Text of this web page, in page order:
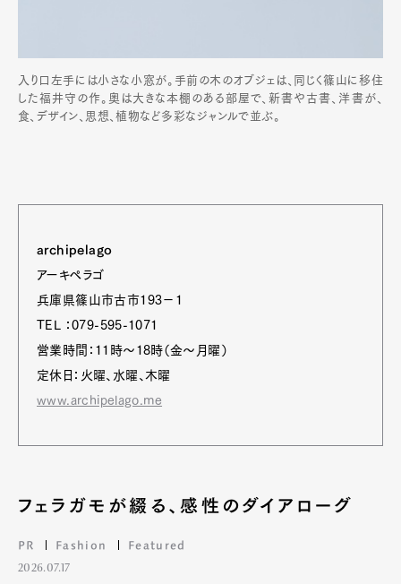
入り口左手には小さな小窓が。手前の木のオブジェは、同じく篠山に移住
した福井守の作。奥は大きな本棚のある部屋で、新書や古書、洋書が、
食、デザイン、思想、植物など多彩なジャンルで並ぶ。
archipelago
アーキペラゴ
兵庫県篠山市古市193−1
TEL ：079-595-1071
営業時間：11時～18時（金～月曜）
定休日：火曜、水曜、木曜
www.archipelago.me
フェラガモが綴る、感性のダイアローグ
PR Fashion Featured
2026.07.17